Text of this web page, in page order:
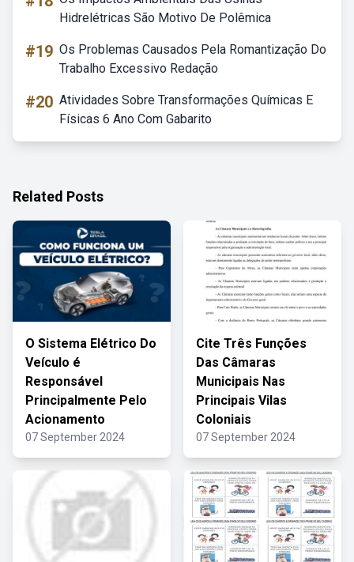
Hidrelétricas São Motivo De Polêmica
#19 Os Problemas Causados Pela Romantização Do
Trabalho Excessivo Redação
#20 Atividades Sobre Transformações Químicas E
Físicas 6 Ano Com Gabarito
Related Posts
O Sistema Elétrico Do
Veículo é
Responsável
Principalmente Pelo
Acionamento
07 September 2024
Cite Três Funções
Das Câmaras
Municipais Nas
Principais Vilas
Coloniais
07 September 2024